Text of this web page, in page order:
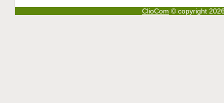
ClioCom © copyright